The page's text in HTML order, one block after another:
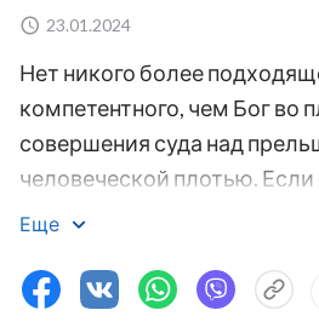
23.01.2024
Нет никого более
компетентного, чем Бог во
совершения суда над
человеческой плотью.
напрямую Духом Божьим,
бы трудно принять такую
Дух не способен
Еще